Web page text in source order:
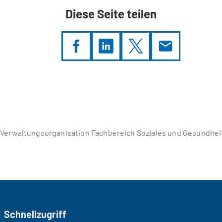
Diese Seite teilen
Fachbereich Soziales und
Schnellzugriff